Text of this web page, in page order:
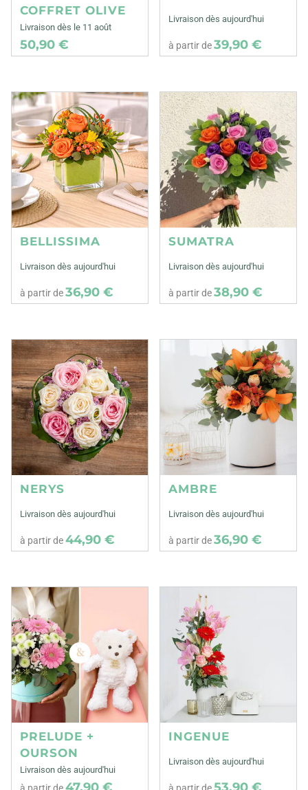
COFFRET OLIVE
Livraison dès le 11 août
50,90 €
Livraison dès aujourd'hui
à partir de39,90 €
BELLISSIMA
Livraison dès aujourd'hui
à partir de36,90 €
SUMATRA
Livraison dès aujourd'hui
à partir de38,90 €
NERYS
Livraison dès aujourd'hui
à partir de44,90 €
AMBRE
Livraison dès aujourd'hui
à partir de36,90 €
PRELUDE +
OURSON
Livraison dès aujourd'hui
47,90 €
INGENUE
Livraison dès aujourd'hui
53,90 €